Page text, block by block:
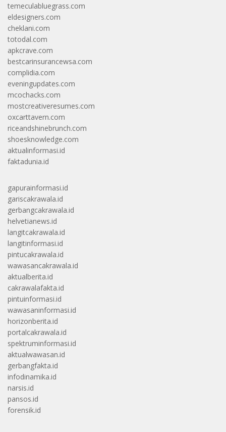
temeculabluegrass.com
eldesigners.com
cheklani.com
totodal.com
apkcrave.com
bestcarinsurancewsa.com
complidia.com
eveningupdates.com
mcochacks.com
mostcreativeresumes.com
oxcarttavern.com
riceandshinebrunch.com
shoesknowledge.com
aktualinformasi.id
faktadunia.id
gapurainformasi.id
gariscakrawala.id
gerbangcakrawala.id
helvetianews.id
langitcakrawala.id
langitinformasi.id
pintucakrawala.id
wawasancakrawala.id
aktualberita.id
cakrawalafakta.id
pintuinformasi.id
wawasaninformasi.id
horizonberita.id
portalcakrawala.id
spektruminformasi.id
aktualwawasan.id
gerbangfakta.id
infodinamika.id
narsis.id
pansos.id
forensik.id